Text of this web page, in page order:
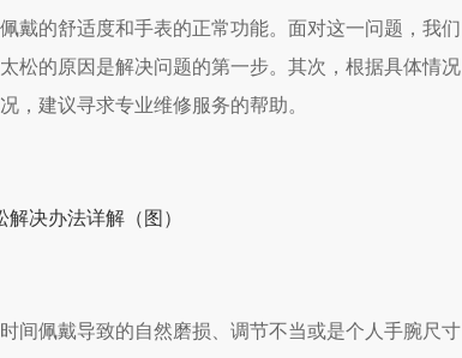
的舒适度和手表的正常功能。面对这一问题，我们
松的原因是解决问题的第一步。其次，根据具体情况
，建议寻求专业维修服务的帮助。
佩戴导致的自然磨损、调节不当或是个人手腕尺寸